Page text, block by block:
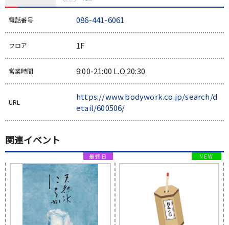
電話番号 086-441-6061
フロア 1F
営業時間 9:00-21:00 L.O.20:30
URL
https://www.bodywork.co.jp/search/d
etail/600506/
関連イベント